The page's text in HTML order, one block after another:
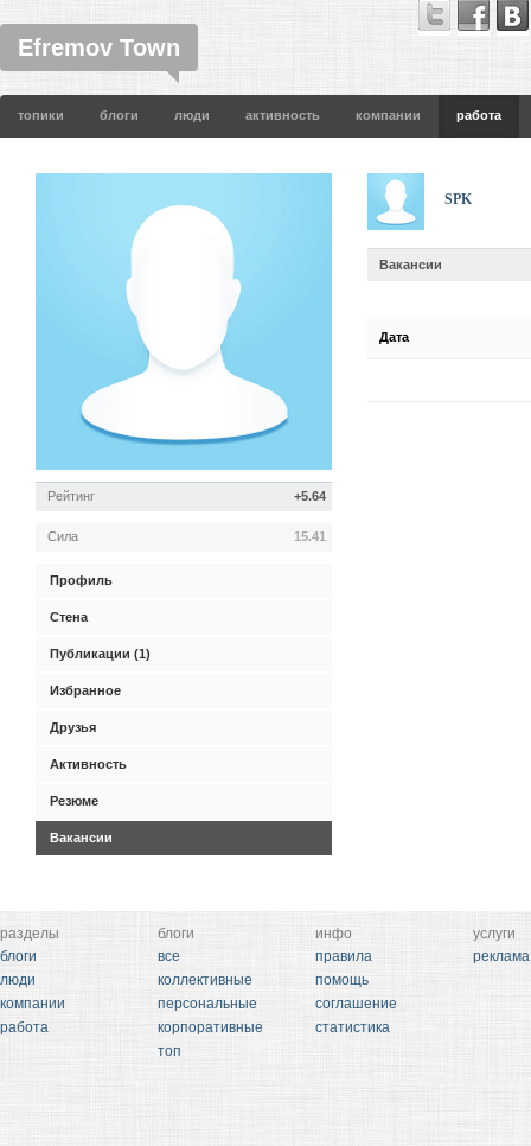
Efremov Town
топики блоги люди активность компании работа
SPK
Вакансии
Дата
Рейтинг +5.64
Сила 15.41
Профиль
Стена
Публикации (1)
Избранное
Друзья
Активность
Резюме
Вакансии
разделы
блоги
люди
компании
работа
блоги
все
коллективные
персональные
корпоративные
топ
инфо
правила
помощь
соглашение
статистика
услуги
реклама